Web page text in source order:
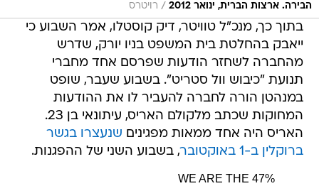
הבירה. ארצות הברית, ינואר 2012
/ רויטרס
בתוך כך, מנכ"ל טוויטר, דיק קוסטלו, אמר השבוע כי
ייאבק בהחלטת בית המשפט בניו יורק, שדרש
מהחברה לשחזר הודעות שפרסם אחד מחברי
תנועת "כיבוש וול סטריט". בשבוע שעבר, שופט
במנהטן הורה לחברה להעביר לו את ההודעות
המחוקות שכתב מלקולם האריס, עיתונאי בן 23.
האריס היה אחד ממאות מפגינים שנעצרו בגשר
ברוקלין ב-1 באוקטובר
, בשבוע השני של ההפגנות.
WE ARE THE 47%